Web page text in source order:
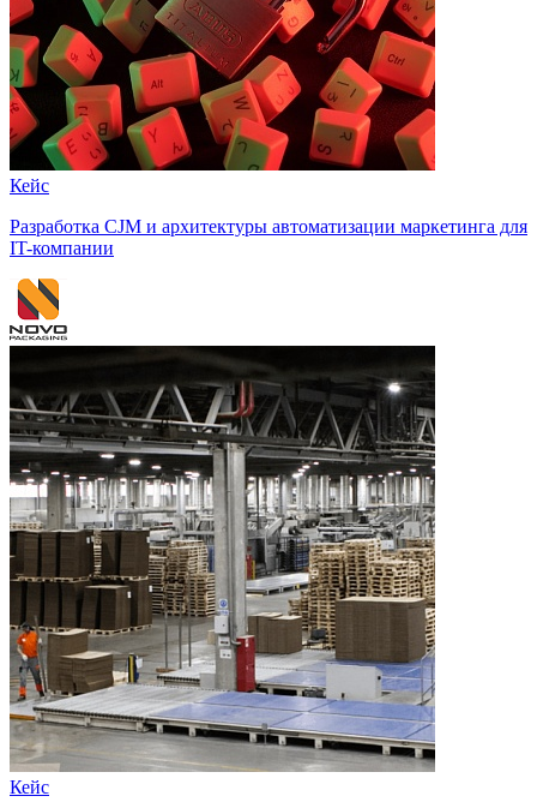
Кейс
Разработка CJM и архитектуры автоматизации маркетинга для
IT-компании
Кейс